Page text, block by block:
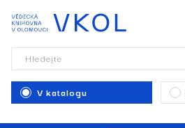
Hledejte
V katalogu